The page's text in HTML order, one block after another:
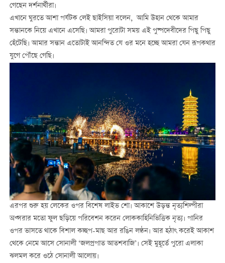
গেছেন দর্শনার্থীরা।
এখানে ঘুরতে আশা পর্যটক লেই ছাইসিয়া বলেন, আমি উহান থেকে আমার
সন্তানকে নিয়ে এখানে এসেছি। আমরা পুরোটা সময় এই পুষ্পদেবীদের পিছু পিছু
হেঁটেছি। আমার সন্তান এতোটাই আনন্দিত যে ওর মনে হচ্ছে আমরা যেন রূপকথার
যুগে পৌঁছে গেছি।
এরপর শুরু হয় লেকের ওপর বিশেষ লাইভ শো। আকাশে উড়ন্ত নৃত্যশিল্পীরা
অপ্সরার মতো ফুল ছড়িয়ে পরিবেশন করেন লোককাহিনিভিত্তিক নৃত্য। পানির
ওপর ভাসতে থাকে বিশাল কচ্ছপ-মাছ আর রঙিন লণ্ঠন। আর হঠাৎ করেই আকাশ
থেকে নেমে আসে সোনালী ‘জলপ্রপাত আতশবাজি’। সেই মুহূর্তে পুরো এলাকা
ঝলমল করে ওঠে সোনালী আলোয়।